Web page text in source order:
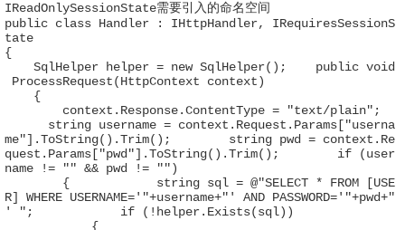
IReadOnlySessionState需要引入的命名空间
public class Handler : IHttpHandler, IRequiresSessionS
tate
{
SqlHelper helper = new SqlHelper();    public void
ProcessRequest(HttpContext context)
{
context.Response.ContentType = "text/plain";
string username = context.Request.Params["userna
me"].ToString().Trim();        string pwd = context.Re
quest.Params["pwd"].ToString().Trim();        if (user
name != "" && pwd != "")
{            string sql = @"SELECT * FROM [USE
R] WHERE USERNAME='"+username+"' AND PASSWORD='"+pwd+"
' ";            if (!helper.Exists(sql))
{